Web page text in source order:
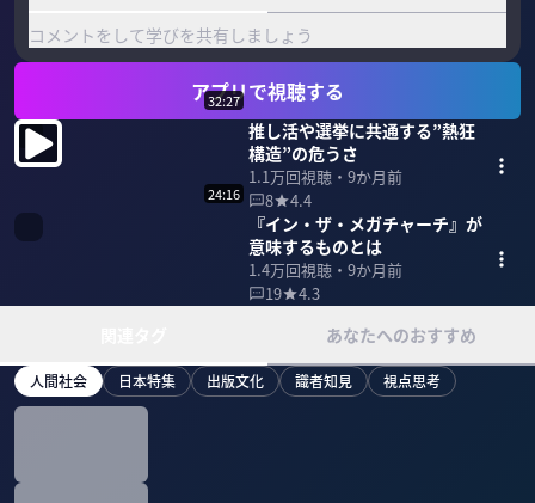
コメントをして学びを共有しましょう
アプリで視聴する
32:27
推し活や選挙に共通する”熱狂
構造”の危うさ
1.1万回視聴・ 9か月前
8
4.4
24:16
『イン・ザ・メガチャーチ』が
意味するものとは
1.4万回視聴・ 9か月前
19
4.3
あなたへのおすすめ
人間社会 日本特集 出版文化 識者知見 視点思考